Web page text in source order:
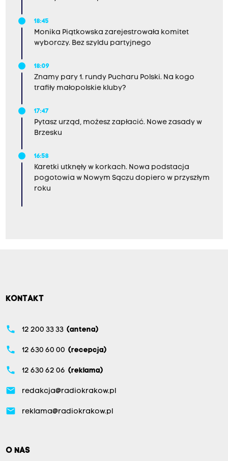
18:45
Monika Piątkowska zarejestrowała komitet
wyborczy. Bez szyldu partyjnego
18:09
Znamy pary 1. rundy Pucharu Polski. Na kogo
trafiły małopolskie kluby?
17:47
Pytasz urząd, możesz zapłacić. Nowe zasady w
Brzesku
16:58
Karetki utknęły w korkach. Nowa podstacja
pogotowia w Nowym Sączu dopiero w przyszłym
roku
KONTAKT
phone 12 200 33 33 (antena)
phone 12 630 60 00 (recepcja)
phone 12 630 62 06 (reklama)
email redakcja@radiokrakow.pl
email reklama@radiokrakow.pl
O NAS